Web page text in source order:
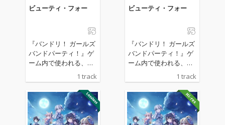
ビューティ・フォー
『バンドリ！ ガールズ
バンドパーティ！』ゲ
ーム内で使われる、ヒ
るMorfonicaのオリジ
ナル楽曲「ビューテ
ィ・フォー」
1 track
ビューティ・フォー
『バンドリ！ ガールズ
バンドパーティ！』ゲ
ーム内で使われる、ヒ
トリエ書き下ろしによ
るMorfonicaのオリジ
ナル楽曲「ビューテ
ィ・フォー」
1 track